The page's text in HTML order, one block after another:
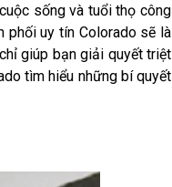
sống và tuổi thọ công
phối uy tín Colorado sẽ là
giúp bạn giải quyết triệt
tìm hiểu những bí quyết